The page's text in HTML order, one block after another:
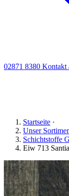
02871 8380 Kontakt
Startseite ·
Unser
Schichtstoffe
Eiw 713